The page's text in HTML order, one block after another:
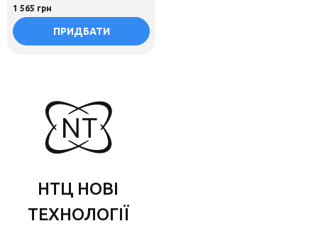
1 565 грн
ПРИДБАТИ
НТЦ НОВІ
ТЕХНОЛОГІЇ